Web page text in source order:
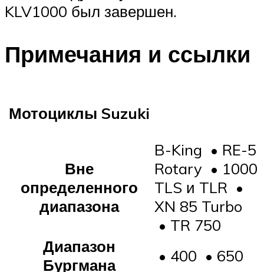
KLV1000 был завершен.
Примечания и ссылки
Мотоциклы Suzuki
Вне
определенного
диапазона
B-King • RE-5
Rotary • 1000
TLS и TLR •
XN 85 Turbo
• TR 750
Диапазон
Бургмана
• 400 • 650